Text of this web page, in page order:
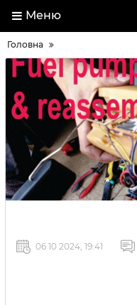
Меню
Головна
06 10 2024, 19:41